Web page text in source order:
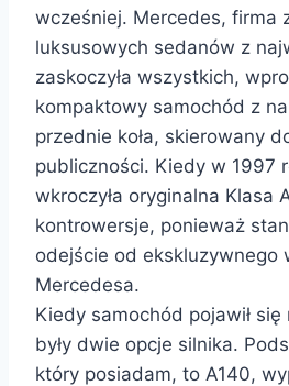
wcześniej. Mercedes, firma
luksusowych sedanów z
zaskoczyła wszystkich,
kompaktowy samochód z
przednie koła, skierowany
publiczności. Kiedy w 1997
wkroczyła oryginalna Klasa
kontrowersje, ponieważ
odejście od ekskluzywnego
Mercedesa.
Kiedy samochód pojawił
były dwie opcje silnika.
który posiadam, to A140,